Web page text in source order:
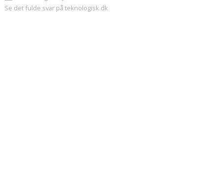
Se det fulde svar på teknologisk.dk